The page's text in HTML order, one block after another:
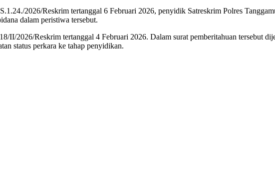
2026/Reskrim tertanggal 6 Februari 2026, penyidik Satreskrim Polres
dalam peristiwa tersebut.
2026/Reskrim tertanggal 4 Februari 2026. Dalam surat pemberitahuan tersebut
status perkara ke tahap penyidikan.